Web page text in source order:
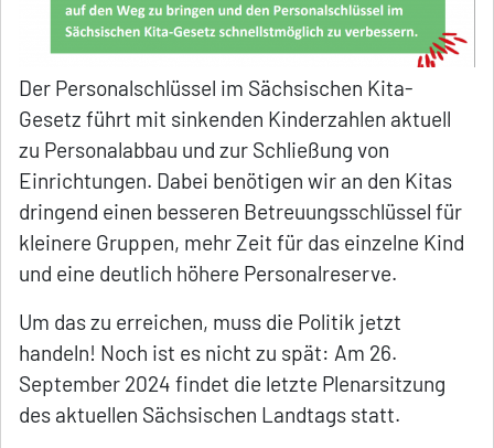
Der Personalschlüssel im Sächsischen Kita-
Gesetz führt mit sinkenden Kinderzahlen aktuell
zu Personalabbau und zur Schließung von
Einrichtungen. Dabei benötigen wir an den Kitas
dringend einen besseren Betreuungsschlüssel für
kleinere Gruppen, mehr Zeit für das einzelne Kind
und eine deutlich höhere Personalreserve.
Um das zu erreichen, muss die Politik jetzt
handeln! Noch ist es nicht zu spät: Am 26.
September 2024 findet die letzte Plenarsitzung
des aktuellen Sächsischen Landtags statt.